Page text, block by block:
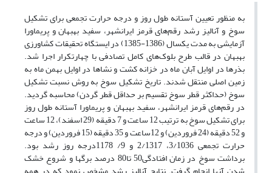
به منظور تعیین آستانه طول روز و درجه حرارت تجمعی برای تشکیل
سوخ و آنالیز رشد رقم‌های قرمز ایرانشهر، سفید بهبهان و پریماورا
آزمایشی به مدت یکسال (1386-1385) در ایستگاه تحقیقات کشاورزی
بهبهان در قالب طرح بلوک‌های کامل تصادفی با چهارتکرار اجرا شد.
بذرها در اوایل آبان ماه در خزانه کشت و نشاها در اوایل بهمن ماه به
زمین اصلی منتقل شدند. تاریخ تشکیل سوخ به روش نسبت تشکیل
سوخ (حداکثر قطر سوخ تقسیم بر حداقل قطر گردن) محاسبه گردید.
در رقم‌های قرمز ایرانشهر، سفید بهبهان و پریماورا آستانه طول روز
برای تشکیل سوخ به ترتیب 12 ساعت و 7 دقیقه (29 اسفند)، 12 ساعت
و 52 دقیقه (24 فروردین) و 12ساعت و 35 دقیقه (15 فروردین) و درجه
حرارت تجمعی 3/1036، 2/1317 و 9/ 1178درجه روز رشد بود.
برداشت سوخ در زمان افتادگی50 تا80 درصد برگ‎ها و شروع خشک